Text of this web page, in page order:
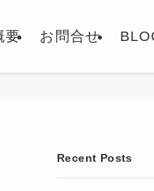
要 お問合せ
Recent Posts